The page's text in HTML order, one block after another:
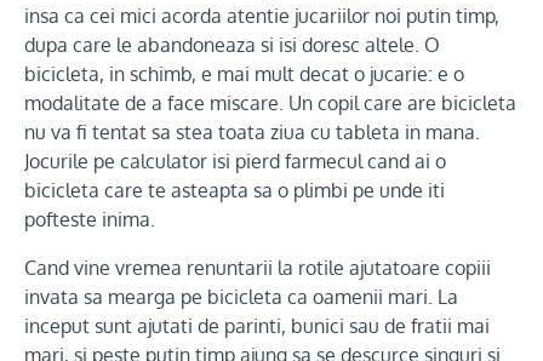
insa ca cei mici acorda atentie jucariilor noi putin timp,
dupa care le abandoneaza si isi doresc altele. O
bicicleta, in schimb, e mai mult decat o jucarie: e o
modalitate de a face miscare. Un copil care are bicicleta
nu va fi tentat sa stea toata ziua cu tableta in mana.
Jocurile pe calculator isi pierd farmecul cand ai o
bicicleta care te asteapta sa o plimbi pe unde iti
pofteste inima.
Cand vine vremea renuntarii la rotile ajutatoare copiii
invata sa mearga pe bicicleta ca oamenii mari. La
inceput sunt ajutati de parinti, bunici sau de fratii mai
mari, si peste putin timp ajung sa se descurce singuri si